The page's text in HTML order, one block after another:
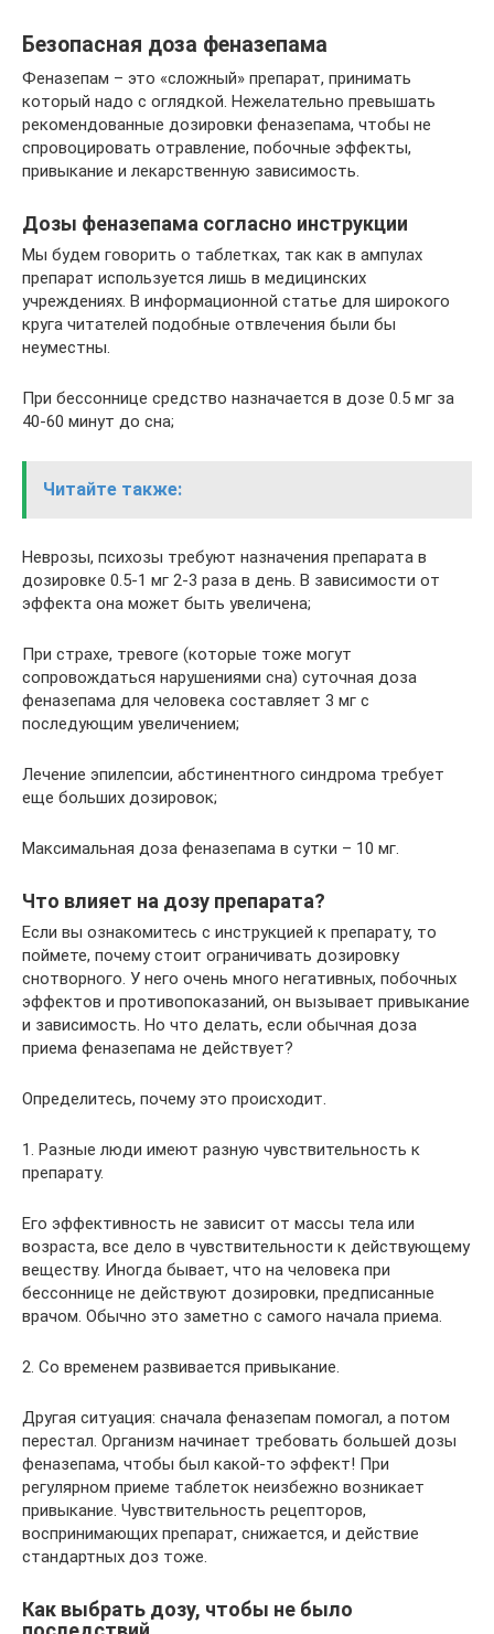
Безопасная доза феназепама
Феназепам – это «сложный» препарат, принимать
который надо с оглядкой. Нежелательно превышать
рекомендованные дозировки феназепама, чтобы не
спровоцировать отравление, побочные эффекты,
привыкание и лекарственную зависимость.
Дозы феназепама согласно инструкции
Мы будем говорить о таблетках, так как в ампулах
препарат используется лишь в медицинских
учреждениях. В информационной статье для широкого
круга читателей подобные отвлечения были бы
неуместны.
При бессоннице средство назначается в дозе 0.5 мг за
40-60 минут до сна;
Читайте также:
Неврозы, психозы требуют назначения препарата в
дозировке 0.5-1 мг 2-3 раза в день. В зависимости от
эффекта она может быть увеличена;
При страхе, тревоге (которые тоже могут
сопровождаться нарушениями сна) суточная доза
феназепама для человека составляет 3 мг с
последующим увеличением;
Лечение эпилепсии, абстинентного синдрома требует
еще больших дозировок;
Максимальная доза феназепама в сутки – 10 мг.
Что влияет на дозу препарата?
Если вы ознакомитесь с инструкцией к препарату, то
поймете, почему стоит ограничивать дозировку
снотворного. У него очень много негативных, побочных
эффектов и противопоказаний, он вызывает привыкание
и зависимость. Но что делать, если обычная доза
приема феназепама не действует?
Определитесь, почему это происходит.
1. Разные люди имеют разную чувствительность к
препарату.
Его эффективность не зависит от массы тела или
возраста, все дело в чувствительности к действующему
веществу. Иногда бывает, что на человека при
бессоннице не действуют дозировки, предписанные
врачом. Обычно это заметно с самого начала приема.
2. Со временем развивается привыкание.
Другая ситуация: сначала феназепам помогал, а потом
перестал. Организм начинает требовать большей дозы
феназепама, чтобы был какой-то эффект! При
регулярном приеме таблеток неизбежно возникает
привыкание. Чувствительность рецепторов,
воспринимающих препарат, снижается, и действие
стандартных доз тоже.
Как выбрать дозу, чтобы не было